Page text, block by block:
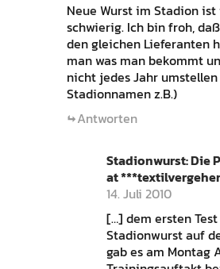
Neue Wurst im Stadion
schwierig. Ich bin froh,
den gleichen Lieferanten
man was man bekommt
nicht jedes Jahr
Stadionnamen z.B.)
Antworten
Stadionwurst: Die
at
14. Juli 2010
[…] dem ersten
Stadionwurst auf
gab es am Montag